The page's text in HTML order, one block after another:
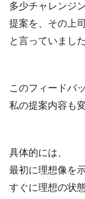
多少チャレンジ
提案を、その上
と言っていました
このフィードバ
私の提案内容も
具体的には、
最初に理想像を
すぐに理想の状